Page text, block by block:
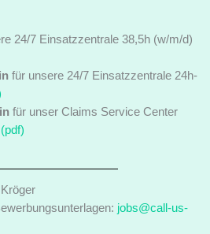
24/7 Einsatzzentrale 38,5h (w/m/d)
für unsere 24/7 Einsatzzentrale 24h-
für unser Claims Service Center
(pdf)
jobs@call-us-